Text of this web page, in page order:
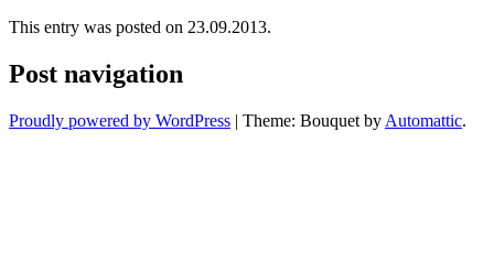
This entry was posted on 23.09.2013.
Post navigation
Proudly powered by WordPress | Theme: Bouquet by Automattic.